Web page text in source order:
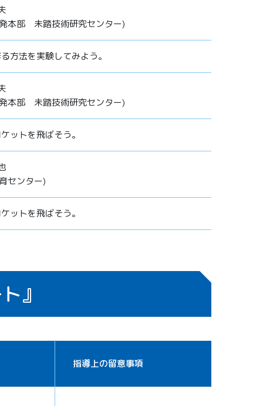
本部 未踏技術研究センター)
方法を実験してみよう。
本部 未踏技術研究センター)
ットを飛ばそう。
センター)
ットを飛ばそう。
』
指導上の留意事項